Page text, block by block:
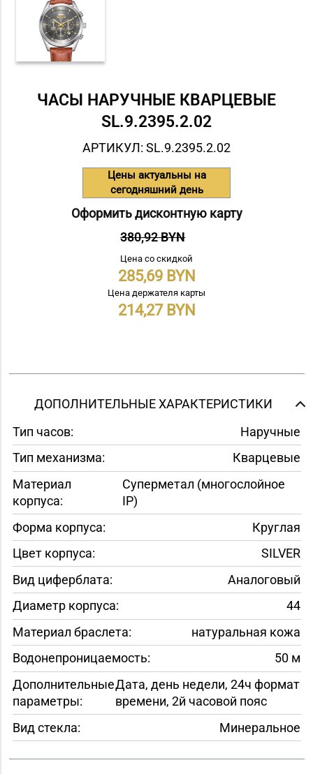
ЧАСЫ НАРУЧНЫЕ КВАРЦЕВЫЕ
SL.9.2395.2.02
АРТИКУЛ: SL.9.2395.2.02
Цены актуальны на
сегодняшний день
Оформить дисконтную карту
380,92 BYN
Цена со скидкой
285,69
Цена держателя карты
214,27
ДОПОЛНИТЕЛЬНЫЕ ХАРАКТЕРИСТИКИ
Тип часов:
Наручные
Тип механизма:
Кварцевые
Материал
корпуса:
Суперметал (многослойное
IP)
Форма корпуса:
Круглая
Цвет корпуса:
SILVER
Вид циферблата:
Аналоговый
Диаметр корпуса:
44
Материал браслета:
натуральная кожа
Водонепроницаемость:
50 м
Дополнительные
параметры:
Дата, день недели, 24ч формат
времени, 2й часовой пояс
Вид стекла:
Минеральное